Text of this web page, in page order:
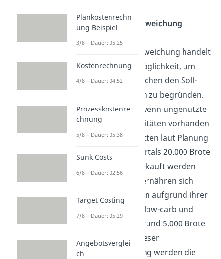
Beschäftigungsabweichung
Beschäftigungsabweichung handelt
es sich um eine Möglichkeit, um
Unterschiede zwischen den Soll-
und den Ist-Kosten zu begründen.
Diese entstehen, wenn ungenutzte
Produktionskapazitäten vorhanden
sind. Eigentlich hätten laut Planung
deines ersten Quartals 20.000 Brote
deiner Bäckerei gekauft werden
sollen. Allerdings ernähren sich
viele deiner Kunden aufgrund ihrer
Neujahrsvorsätze low-carb und
fragen daher nur rund 5.000 Brote
nach. Aufgrund dieser
Unterbeschäftigung werden die
Plankostenrechn
ung Beispiel
3/8 – Dauer: 05:25
Kostenrechnung
4/8 – Dauer: 04:52
Prozesskostenre
chnung
5/8 – Dauer: 05:38
Sunk Costs
6/8 – Dauer: 02:56
Target Costing
7/8 – Dauer: 05:29
Angebotsverglei
ch